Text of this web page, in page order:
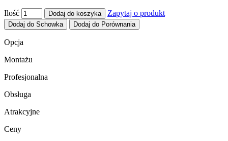
Ilość Dodaj do koszyka Zapytaj o produkt
Dodaj do Schowka Dodaj do Porównania
Opcja
Montażu
Profesjonalna
Obsługa
Atrakcyjne
Ceny